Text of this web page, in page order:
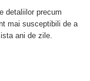
detaliilor precum
mai susceptibili de a
ani de zile.